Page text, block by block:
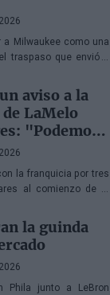
a Milwaukee como una
traspaso que envió a
tiene clara su
aviso a la
LaMelo
"Podemos
gente"
la franquicia por tres
al comienzo de la
curso con confianza
la guinda
Phila junto a LeBron